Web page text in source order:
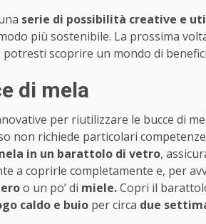
serie di possibilità creative e
più sostenibile. La prossima
scoprire un mondo di
di mela
per riutilizzare le bucce di
non richiede particolari
in un barattolo di vetro,
a coprirle completamente e, per
o un po’ di miele.Copri il
caldo e buio per circa due